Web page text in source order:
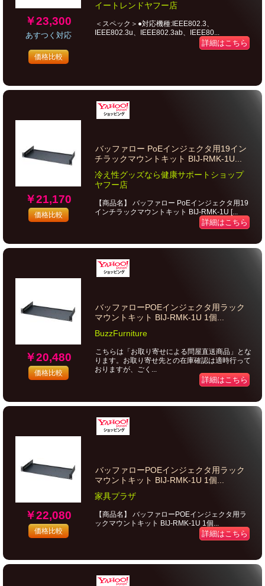
￥23,300
あすつく対応
価格比較
イートレンドヤフー店
＜スペック＞●対応機種:IEEE802.3、
IEEE802.3u、IEEE802.3ab、IEEE80...
詳細はこちら
￥21,170
価格比較
バッファロー PoEインジェクタ用19イン
チラックマウントキット BIJ-RMK-1U...
冷え性グッズなら健康サポートショップ
ヤフー店
【商品名】 バッファロー PoEインジェクタ用19
インチラックマウントキット BIJ-RMK-1U [...
詳細はこちら
￥20,480
価格比較
バッファローPOEインジェクタ用ラック
マウントキット BIJ-RMK-1U 1個...
BuzzFurniture
こちらは「お取り寄せによる問屋直送商品」とな
ります。お取り寄せ先との在庫確認は適時行って
おりますが、ごく...
詳細はこちら
￥22,080
価格比較
バッファローPOEインジェクタ用ラック
マウントキット BIJ-RMK-1U 1個...
家具プラザ
【商品名】 バッファローPOEインジェクタ用ラ
ックマウントキット BIJ-RMK-1U 1個...
詳細はこちら